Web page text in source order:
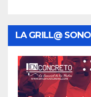
LA GRILL@